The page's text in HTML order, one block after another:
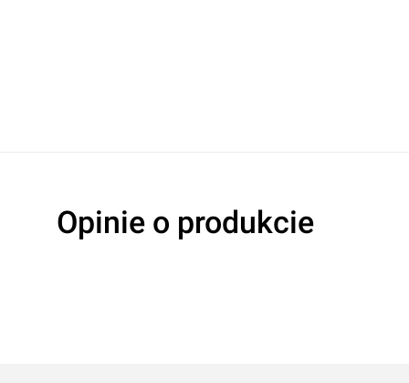
Opinie o produkcie